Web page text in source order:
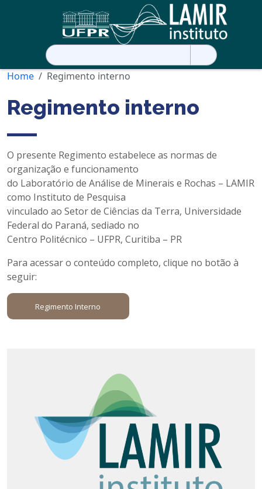
Pesquisar
por:
Home
Regimento interno
Regimento interno
O presente Regimento estabelece as normas de
organização e funcionamento
do Laboratório de Análise de Minerais e Rochas – LAMIR
como Instituto de Pesquisa
vinculado ao Setor de Ciências da Terra, Universidade
Federal do Paraná, sediado no
Centro Politécnico – UFPR, Curitiba – PR
Para acessar o conteúdo completo, clique no botão à
seguir:
Regimento Interno